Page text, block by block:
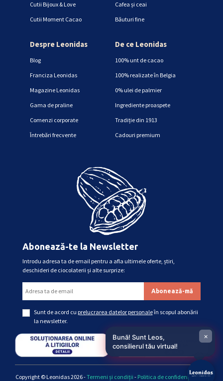
Cutii Bijoux & Love
Cutii Moment Cacao
Cafea și ceai
Băuturi fine
Despre Leonidas
Blog
Franciza Leonidas
Magazine Leonidas
Gama de praline
Comenzi corporate
Întrebări frecvente
De ce Leonidas
100% unt de cacao
100% realizate în Belgia
0% ulei de palmier
Ingrediente proaspete
Tradiție din 1913
Cadouri premium
Abonează-te la Newsletter
Introdu adresa ta de email pentru a afla ultimele oferte, știri,
deschideri de ciocolaterii și alte surprize:
Sunt de acord cu prelucrarea datelor personaleîn scopul abonării
la newsletter.
Copyright © Leonidas 2026 -Termeni și condiții - Politica de confidențialitate
Bună! Sunt Leos,
consilierul tău virtual!
×